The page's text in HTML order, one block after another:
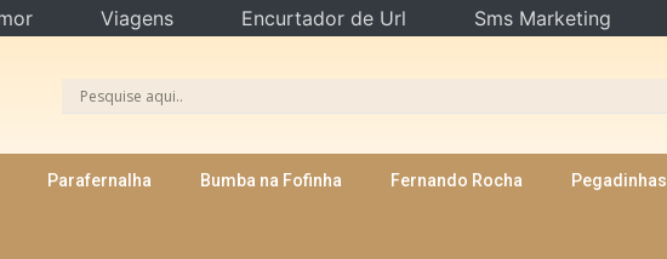
Parafernalha Bumba na Fofinha Fernando Rocha Pegadinhas
Viagens Encurtador de Url Sms Marketing